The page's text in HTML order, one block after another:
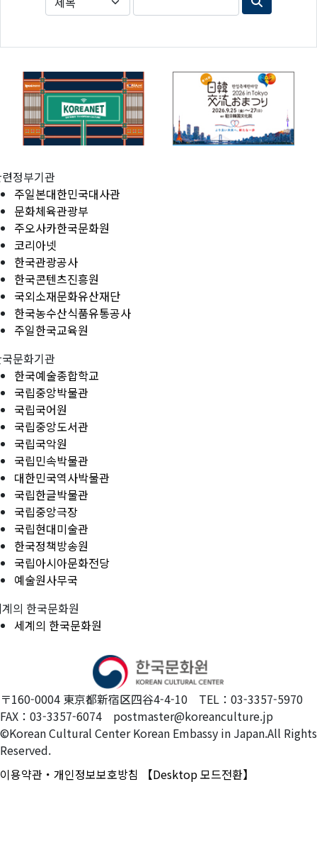
정부기관
주일본대한민국대사관
문화체육관광부
주오사카한국문화원
코리아넷
한국관광공사
한국콘텐츠진흥원
국외소재문화유산재단
한국농수산식품유통공사
주일한국교육원
문화기관
한국예술종합학교
국립중앙박물관
국립국어원
국립중앙도서관
국립국악원
국립민속박물관
대한민국역사박물관
국립한글박물관
국립중앙극장
국립현대미술관
한국정책방송원
국립아시아문화전당
예술원사무국
의 한국문화원
세계의 한국문화원
〒160-0004 東京都新宿区四谷4-4-10 TEL：03-3357-5970
FAX：03-3357-6074 postmaster@koreanculture.jp
©Korean Cultural Center Korean Embassy in Japan.All Rights
Reserved.
이용약관・개인정보보호방침
【Desktop 모드전환】